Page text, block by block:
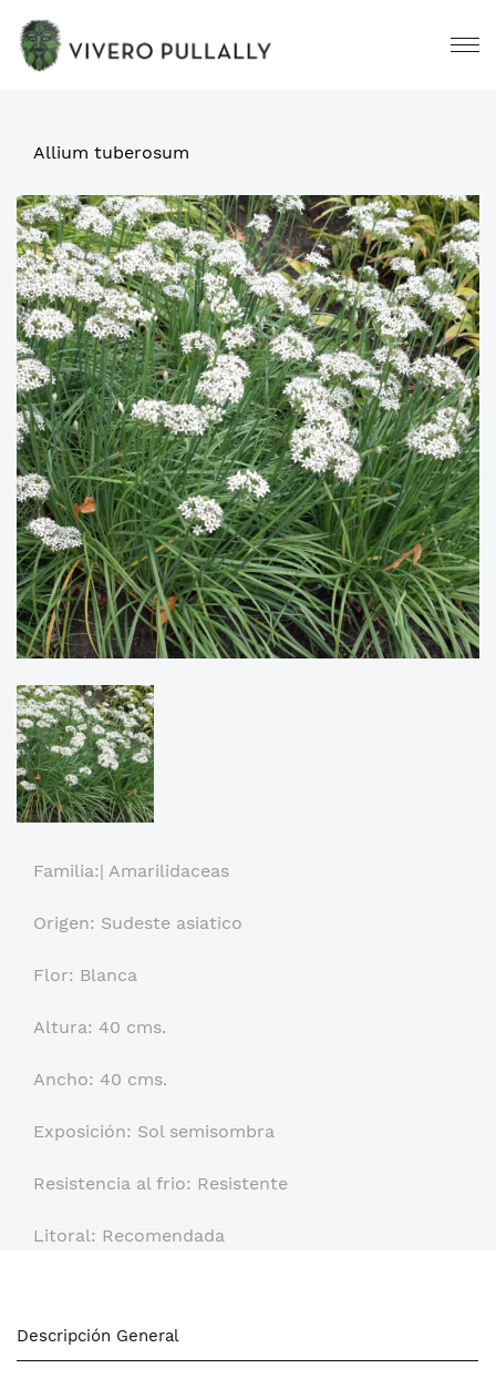
Allium tuberosum
Familia:| Amarilidaceas
Origen: Sudeste asiatico
Flor: Blanca
Altura: 40 cms.
Ancho: 40 cms.
Exposición: Sol semisombra
Resistencia al frio: Resistente
Litoral: Recomendada
Descripción General